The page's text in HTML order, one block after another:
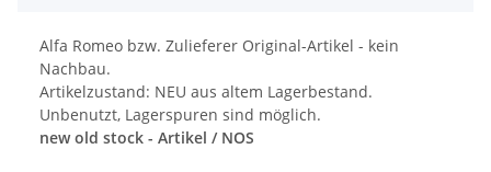
Alfa Romeo bzw. Zulieferer Original-Artikel - kein
Nachbau.
Artikelzustand: NEU aus altem Lagerbestand.
Unbenutzt, Lagerspuren sind möglich.
new old stock - Artikel / NOS